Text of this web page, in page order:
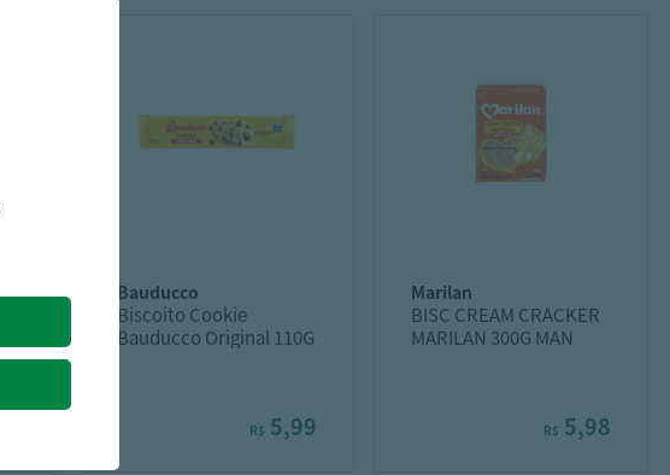
bauducco
Biscoito Cookie
Bauducco Original 110G
R$ 5,99
marilan
BISC CREAM CRACKER
MARILAN 300G MAN
R$ 5,98